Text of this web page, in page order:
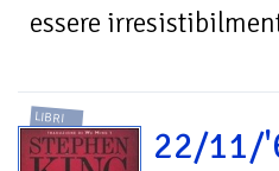
essere
LIBRI
22/11/